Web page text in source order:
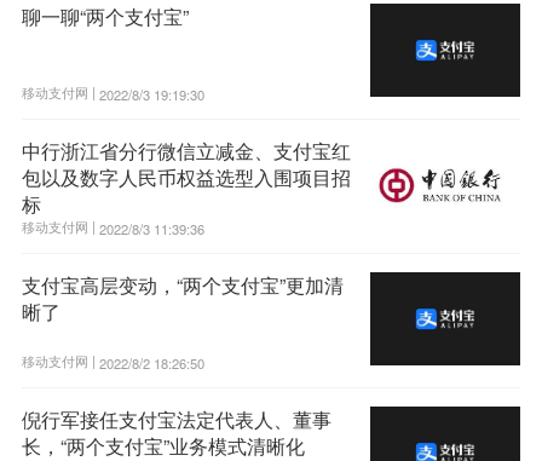
聊一聊“两个支付宝”
移动支付网 | 2022/8/3 19:19:30
中行浙江省分行微信立减金、支付宝红
包以及数字人民币权益选型入围项目招
标
移动支付网 | 2022/8/3 11:39:36
支付宝高层变动，“两个支付宝”更加清
晰了
移动支付网 | 2022/8/2 18:26:50
倪行军接任支付宝法定代表人、董事
长，“两个支付宝”业务模式清晰化